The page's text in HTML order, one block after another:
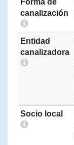
Forma de
canalización
Entidad
canalizadora
Socio local